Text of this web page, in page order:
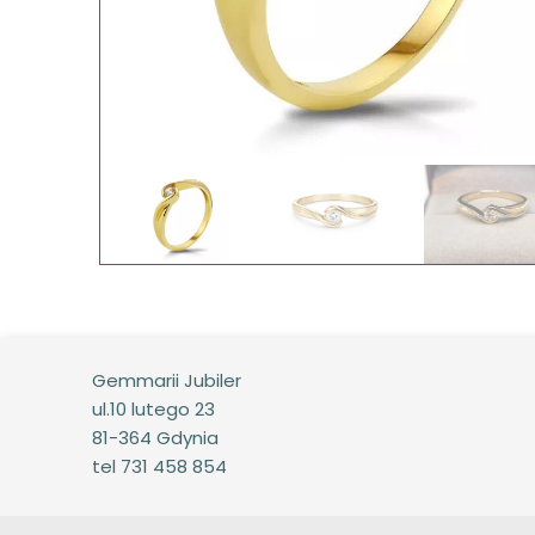
Gemmarii Jubiler
ul.10 lutego 23
81-364 Gdynia
tel 731 458 854